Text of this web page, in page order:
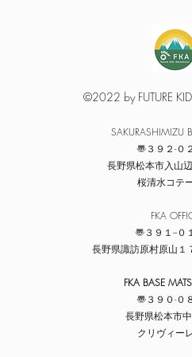
©2022 by FUTURE
​SAKURASHIMIZU
〠３９２-０
長野県松本市入山
桜清水コテ
​FKA
〠３９１−０
長野県諏訪原村原山１
FKA BASE
〠３９０-０
長野県松本市
クリヴィー